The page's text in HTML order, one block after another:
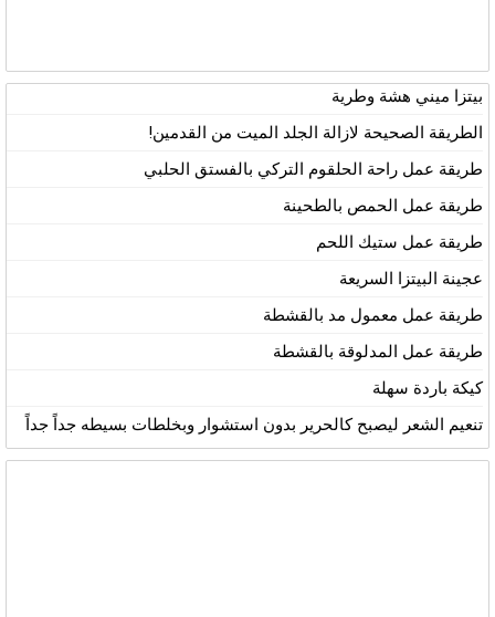
بيتزا ميني هشة وطرية
الطريقة الصحيحة لازالة الجلد الميت من القدمين!
طريقة عمل راحة الحلقوم التركي بالفستق الحلبي
طريقة عمل الحمص بالطحينة
طريقة عمل ستيك اللحم
عجينة البيتزا السريعة
طريقة عمل معمول مد بالقشطة
طريقة عمل المدلوقة بالقشطة
كيكة باردة سهلة
تنعيم الشعر ليصبح كالحرير بدون استشوار وبخلطات بسيطه جداً جداً